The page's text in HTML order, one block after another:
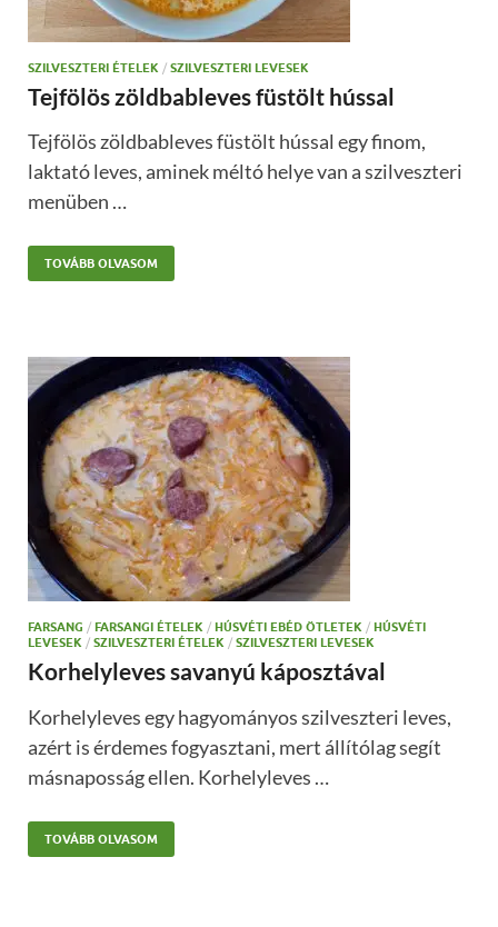
SZILVESZTERI ÉTELEK / SZILVESZTERI LEVESEK
Tejfölös zöldbableves füstölt hússal
Tejfölös zöldbableves füstölt hússal egy finom,
laktató leves, aminek méltó helye van a szilveszteri
menüben …
TOVÁBB OLVASOM
FARSANG / FARSANGI ÉTELEK / HÚSVÉTI EBÉD ÖTLETEK / HÚSVÉTI
LEVESEK / SZILVESZTERI ÉTELEK / SZILVESZTERI LEVESEK
Korhelyleves savanyú káposztával
Korhelyleves egy hagyományos szilveszteri leves,
azért is érdemes fogyasztani, mert állítólag segít
másnaposság ellen. Korhelyleves …
TOVÁBB OLVASOM